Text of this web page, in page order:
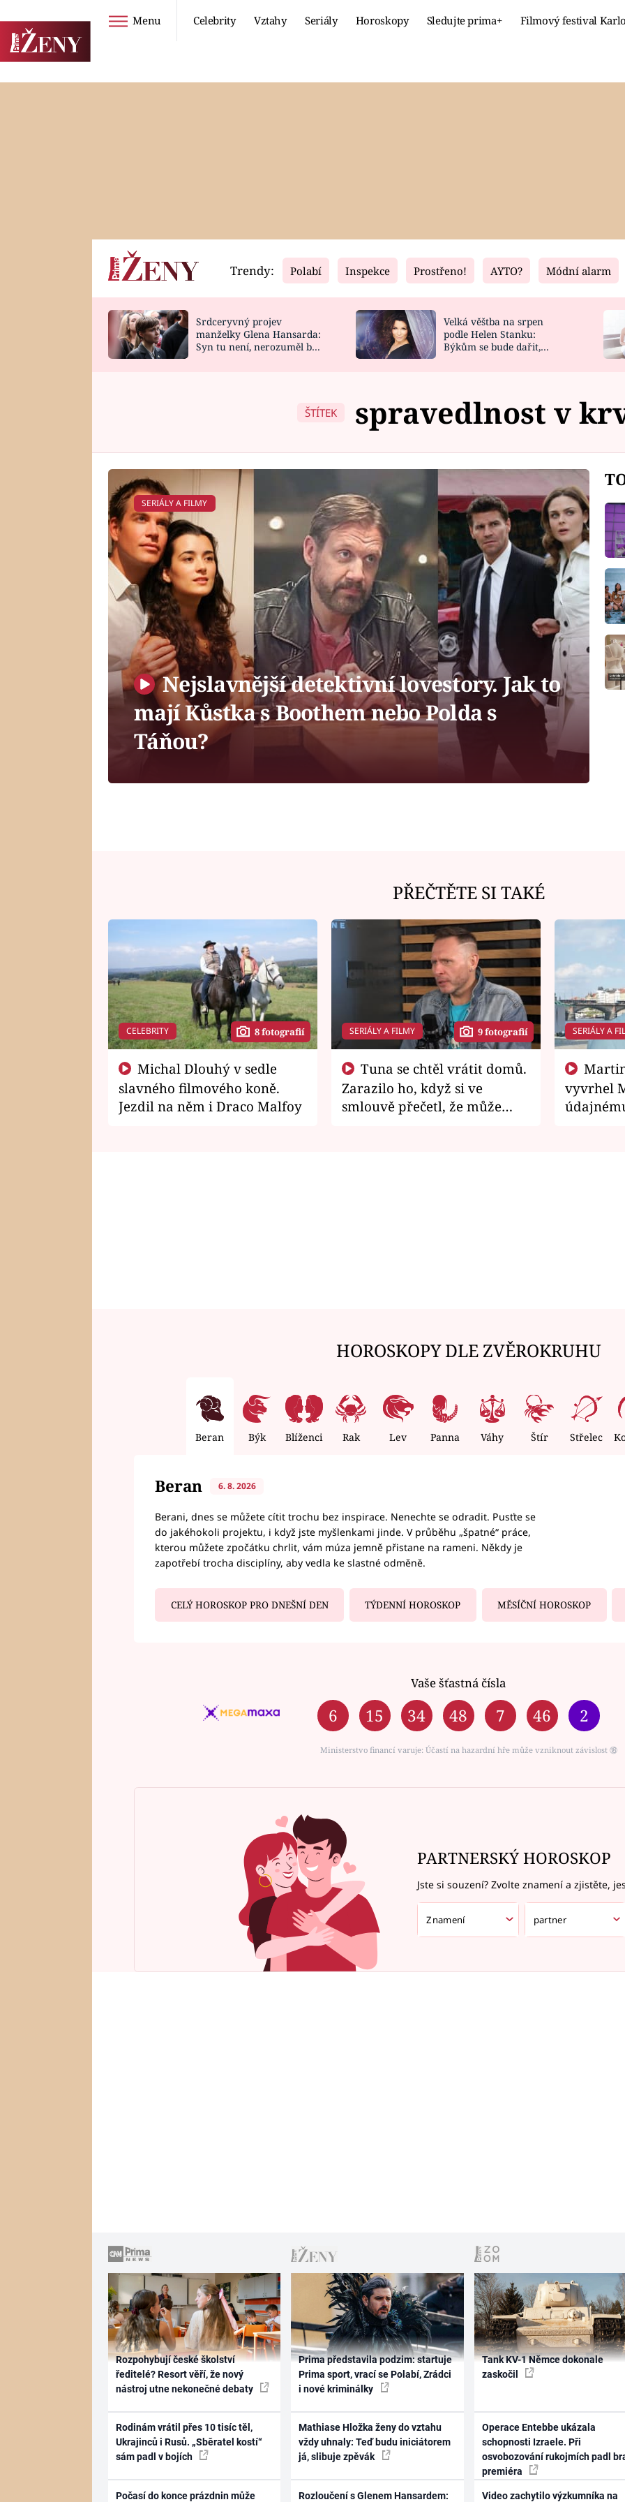
Menu Celebrity Vztahy Seriály Horoskopy Sledujte prima+ Filmový festival
Horoskopy
HOROSKOP NA
Video
CELEBRITY
VAŘENÍ
Fresh
NOVINKY
VIDEORECEPTY
Living
DESIGN
Trendy: Polabí Inspekce Prostřeno! AYTO? Módní alarm
Srdceryvný projev
manželky Glena Hansarda:
Syn tu není, nerozuměl by
Velká věštba na srpen
podle Helen Stanku:
Býkům se bude dařit,
ŠTÍTEK spravedlnost v
SERIÁLY A FILMY
Nejslavnější detektivní lovestory. Jak to
mají Kůstka s Boothem nebo Polda s
Táňou?
PŘEČTĚTE SI TAKÉ
CELEBRITY 8 fotografií
slavného filmového koně.
Jezdil na něm i Draco Malfoy
SERIÁLY A FILMY 9 fotografií
Zarazilo ho, když si ve
smlouvě přečetl, že může
SERIÁLY A
vyvrhel
HOROSKOPY DLE ZVĚROKRUHU
Beran Býk Blíženci Rak Lev Panna Váhy Štír Střelec
Beran 6. 8. 2026
Berani, dnes se můžete cítit trochu bez inspirace. Nenechte se odradit. Pusťte se
do jakéhokoli projektu, i když jste myšlenkami jinde. V průběhu „špatné“ práce,
kterou můžete zpočátku chrlit, vám múza jemně přistane na rameni. Někdy je
zapotřebí trocha disciplíny, aby vedla ke slastné odměně.
CELÝ HOROSKOP PRO DNEŠNÍ DEN TÝDENNÍ HOROSKOP MĚSÍČNÍ HOROSKOP
Vaše šťastná čísla
6 15 34 48 7 46 2
Ministerstvo financí varuje: Účastí na hazardní hře může vzniknout závislost ⑱
PARTNERSKÝ HOROSKOP
Jste si souzení? Zvolte znamení a zjistěte,
Rozpohybují české školství
ředitelé? Resort věří, že nový
nástroj utne nekonečné debaty
Rodinám vrátil přes 10 tisíc těl,
Ukrajinců i Rusů. „Sběratel kostí“
sám padl v bojích
Počasí do konce prázdnin může
Prima představila podzim: startuje
Prima sport, vrací se Polabí, Zrádci
i nové kriminálky
Mathiase Hložka ženy do vztahu
vždy uhnaly: Teď budu iniciátorem
já, slibuje zpěvák
Rozloučení s Glenem Hansardem:
Tank KV-1 Němce dokonale
zaskočil
Operace Entebbe ukázala
schopnosti Izraele. Při
osvobozování rukojmích padl
premiéra
Video zachytilo výzkumníka na